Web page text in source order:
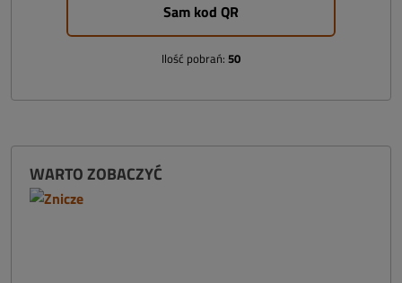
Sam kod QR
Ilość pobrań: 50
WARTO ZOBACZYĆ